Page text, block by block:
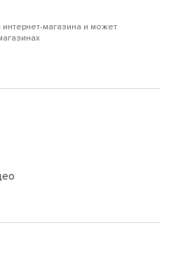
интернет-магазина и может